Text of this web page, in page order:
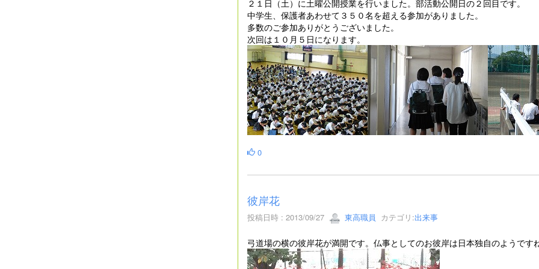
２１日（土）に土曜公開授業を行いました。部活動公開日の２回目です。
中学生、保護者あわせて３５０名を超える参加がありました。
多数のご参加ありがとうございました。
次回は１０月５日になります。
0
彼岸花
投稿日時 : 2013/09/27 東高職員 カテゴリ:出来事
弓道場の横の彼岸花が満開です。仏事としてのお彼岸は日本独自のようです